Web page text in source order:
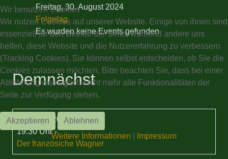
Freitag, 30. August 2024
Folgetag
Es wurden keine Events gefunden
Demnächst
15 Sep. 2026
19:30 Uhr-
Der französiche Wagner
Wir benutzen Cookies
Wir nutzen Cookies auf unserer Website. Einige von ihnen sind
essenziell für den Betrieb der Seite, während andere uns
helfen, diese Website und die Nutzererfahrung zu verbessern
(Tracking Cookies). Sie können selbst entscheiden, ob Sie die
Cookies zulassen möchten. Bitte beachten Sie, dass bei einer
Ablehnung womöglich nicht mehr alle Funktionalitäten der
Seite zur Verfügung stehen.
Akzeptieren
Ablehnen
Weitere Informationen
Impressum